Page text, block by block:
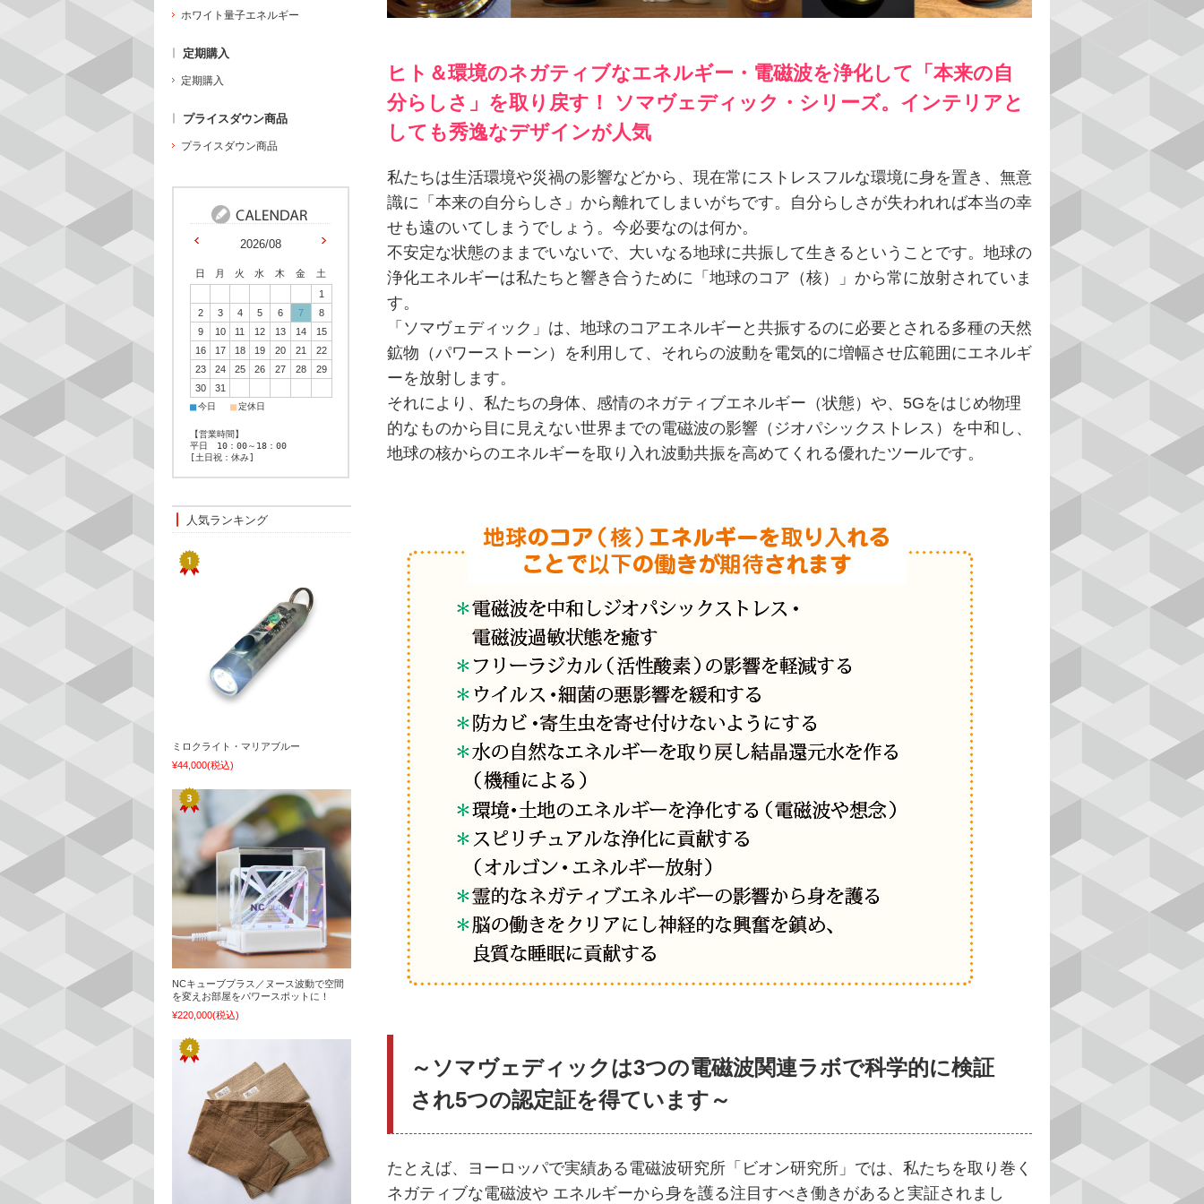
ヒト＆環境のネガティブなエネルギー・電磁波を浄化して「本来の自
分らしさ」を取り戻す！ ソマヴェディック・シリーズ。インテリアと
しても秀逸なデザインが人気
私たちは生活環境や災禍の影響などから、現在常にストレスフルな環境に身を置き、無意
識に「本来の自分らしさ」から離れてしまいがちです。自分らしさが失われれば本当の幸
せも遠のいてしまうでしょう。今必要なのは何か。
不安定な状態のままでいないで、大いなる地球に共振して生きるということです。地球の
浄化エネルギーは私たちと響き合うために「地球のコア（核）」から常に放射されていま
す。
「ソマヴェディック」は、地球のコアエネルギーと共振するのに必要とされる多種の天然
鉱物（パワーストーン）を利用して、それらの波動を電気的に増幅させ広範囲にエネルギ
ーを放射します。
それにより、私たちの身体、感情のネガティブエネルギー（状態）や、5Gをはじめ物理
的なものから目に見えない世界までの電磁波の影響（ジオパシックストレス）を中和し、
地球の核からのエネルギーを取り入れ波動共振を高めてくれる優れたツールです。
～ソマヴェディックは3つの電磁波関連ラボで科学的に検証
され5つの認定証を得ています～
たとえば、ヨーロッパで実績ある電磁波研究所「ビオン研究所」では、私たちを取り巻く
ネガティブな電磁波や エネルギーから身を護る注目すべき働きがあると実証されまし
ホワイト量子エネルギー
定期購入
定期購入
プライスダウン商品
プライスダウン商品
2026/08
日 月 火 水 木 金
土
1
2
3 4 5 6 7
8
9
10 11 12 13 14
15
16
17 18 19 20 21
22
23
24 25 26 27 28
29
30
31
■今日 ■定休日
【営業時間】
平日 10：00～18：00
[土日祝：休み]
人気ランキング
ミロクライト・マリアブルー
¥44,000(税込)
NCキューブプラス／ヌース波動で空間
を変えお部屋をパワースポットに！
¥220,000(税込)